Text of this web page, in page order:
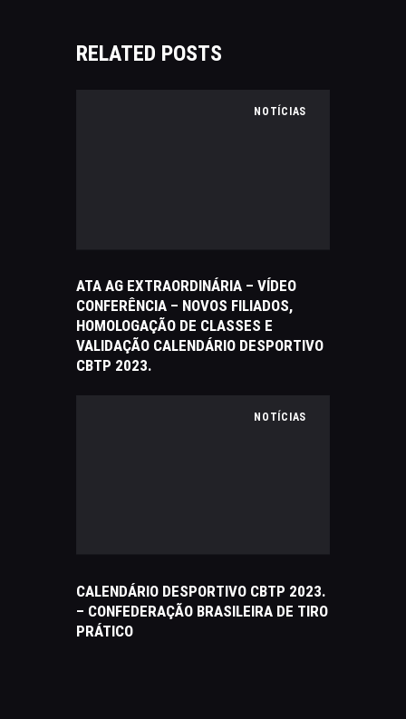
RELATED POSTS
NOTÍCIAS
ATA AG EXTRAORDINÁRIA – VÍDEO
CONFERÊNCIA – NOVOS FILIADOS,
HOMOLOGAÇÃO DE CLASSES E
VALIDAÇÃO CALENDÁRIO DESPORTIVO
CBTP 2023.
NOTÍCIAS
CALENDÁRIO DESPORTIVO CBTP 2023.
– CONFEDERAÇÃO BRASILEIRA DE TIRO
PRÁTICO